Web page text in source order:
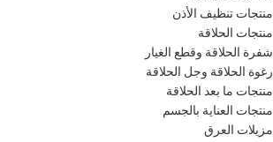
منتجات تنظيف الأذن
منتجات الحلاقة
شفرة الحلاقة وقطع الغيار
رغوة الحلاقة وجل الحلاقة
منتجات ما بعد الحلاقة
منتجات العناية بالجسم
مزيلات العرق